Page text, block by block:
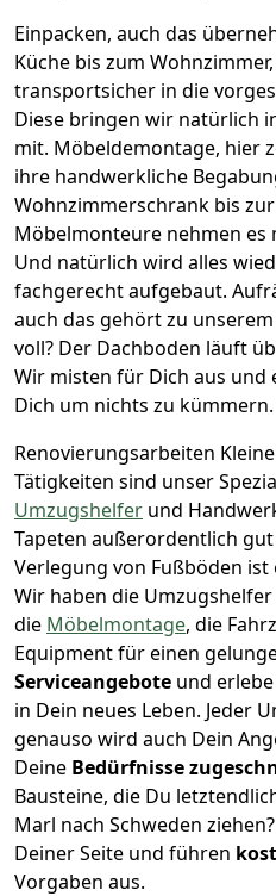
Einpacken, auch das
Küche bis zum
transportsicher in die
Diese bringen wir natürlich
mit. Möbeldemontage, hier
ihre handwerkliche
Wohnzimmerschrank bis
Möbelmonteure nehmen es
Und natürlich wird alles
fachgerecht aufgebaut.
auch das gehört zu
voll? Der Dachboden läuft
Wir misten für Dich aus
Dich um nichts zu kümmern.
Renovierungsarbeiten
Tätigkeiten sind unser
Umzugshelfer und
Tapeten außerordentlich
Verlegung von Fußböden ist
Wir haben die Umzugshelfer
die Möbelmontage, die
Equipment für einen
Serviceangebote und
in Dein neues Leben. Jeder
genauso wird auch Dein
Deine Bedürfnisse
Bausteine, die Du
Marl nach Schweden
Deiner Seite und führen
Vorgaben aus.